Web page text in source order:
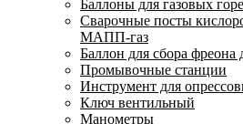
Баллоны для газовых
Сварочные посты
МАПП-газ
Баллон для сбора фреона
Промывочные станции
Инструмент для
Ключ вентильный
Манометры